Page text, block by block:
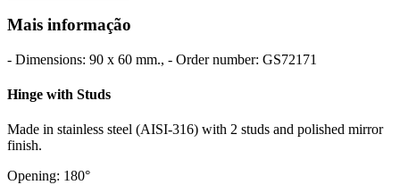
Mais informação
- Dimensions: 90 x 60 mm., - Order number: GS72171
Hinge with Studs
Made in stainless steel (AISI-316) with 2 studs and polished mirror
finish.
Opening: 180°